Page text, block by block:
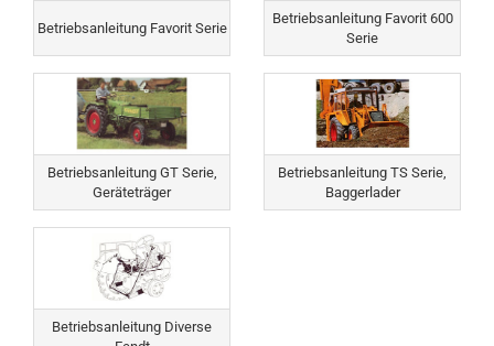
Betriebsanleitung Favorit Serie
Betriebsanleitung Favorit 600
Serie
Betriebsanleitung GT Serie,
Geräteträger
Betriebsanleitung TS Serie,
Baggerlader
Betriebsanleitung Diverse